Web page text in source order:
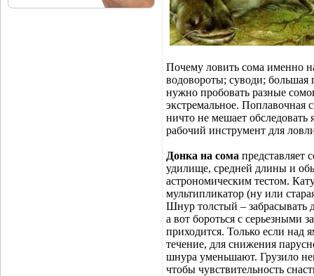
Почему ловить сома именно
водовороты; суводи; большая
нужно пробовать разные
экстремальное. Поплавочная
ничто не мешает
рабочий инструмент для
Донка на сома представляет
удилище, средней длины и
астрономическим тестом.
мультипликатор (ну или
Шнур толстый – забрасывать
а вот бороться с серьезными
приходится. Только если над
течение, для снижения
шнура уменьшают. Грузило
чтобы чувствительность